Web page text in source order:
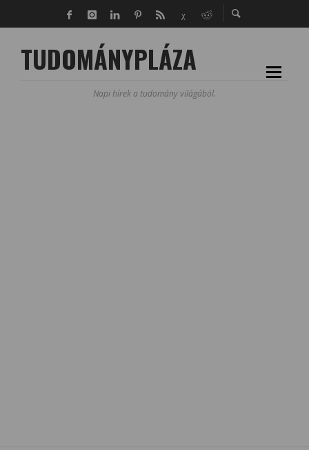
TUDOMÁNYPLÁZA
Napi hírek a tudomány világából.